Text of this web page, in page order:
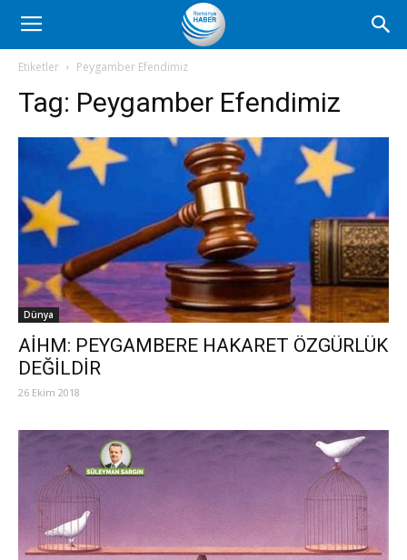
Romanya
Haber
Etiketler Peygamber Efendimiz
Tag: Peygamber Efendimiz
Dünya
AİHM: PEYGAMBERE HAKARET ÖZGÜRLÜK
DEĞİLDİR
26 Ekim 2018